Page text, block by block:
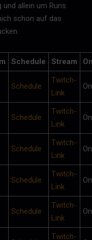
allein um Runs
schon auf das
Schedule Stream
Schedule
Twitch-
Link
Schedule
Twitch-
Link
Schedule
Twitch-
Link
Schedule
Twitch-
Link
Schedule
Twitch-
Link
Twitch-